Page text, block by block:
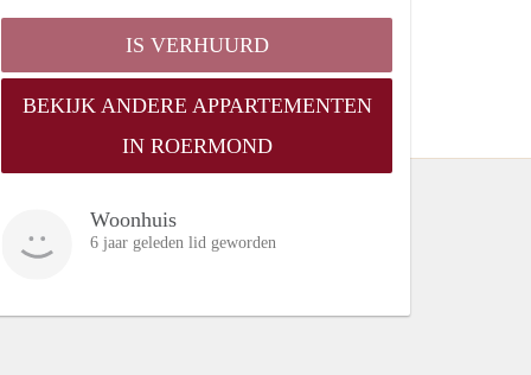
IS VERHUURD
BEKIJK ANDERE APPARTEMENTEN
IN ROERMOND
Woonhuis
6 jaar geleden lid geworden